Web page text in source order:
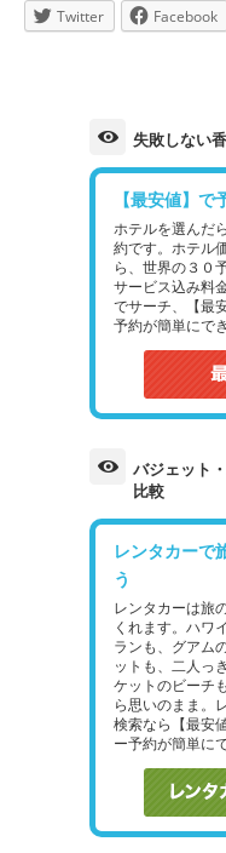
Twitter Facebook
失敗しない
【最安値】で
ホテルを選んだ
約です。ホテル
ら、世界の３０
サービス込み料
でサーチ、【最
予約が簡単にで
バジェット
比較
レンタカーで
う
レンタカーは旅
くれます。ハワ
ランも、グアム
ットも、二人っ
ケットのビーチ
ら思いのまま。
検索なら【最安
ー予約が簡単に